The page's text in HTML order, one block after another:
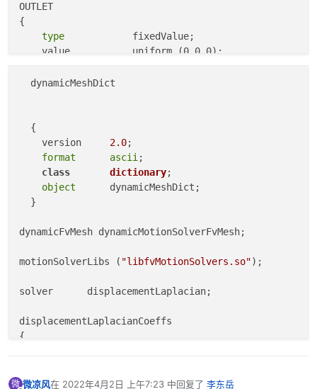
OUTLET
{
type
            fixedValue;
    value           uniform (0 0 0);
WALL
UPWALL
type
            symmetry;
DOWNWALL
type
            symmetry;
  dynamicMeshDict
  {
    version
2.0;
format
ascii;
class
dictionary;
object
      dynamicMeshDict;
  }
dynamicFvMesh dynamicMotionSolverFvMesh;
motionSolverLibs ( "libfvMotionSolvers.so");
solver      displacementLaplacian;
displacementLaplacianCoeffs
{
微 微凉风在 2022年4月2日 上午7:23 中回复了 李东岳